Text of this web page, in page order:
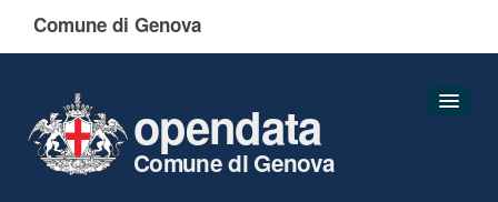
Comune di Genova
opendata
Comune di Genova